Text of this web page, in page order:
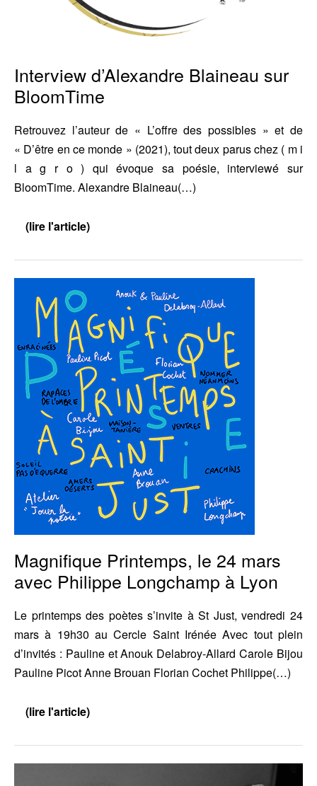
Interview d’Alexandre Blaineau sur
BloomTime
Retrouvez l’auteur de « L’offre des possibles » et de
« D’être en ce monde » (2021), tout deux parus chez ( m i
l a g r o ) qui évoque sa poésie, interviewé sur
BloomTime. Alexandre Blaineau(…)
(lire l'article)
Interview
sur
BloomTime
Printemps,
24
mars
avec
Philippe
Longchamp
Lyon
Magnifique Printemps, le 24 mars
avec Philippe Longchamp à Lyon
Le printemps des poètes s’invite à St Just, vendredi 24
mars à 19h30 au Cercle Saint Irénée Avec tout plein
d’invités : Pauline et Anouk Delabroy-Allard Carole Bijou
Pauline Picot Anne Brouan Florian Cochet Philippe(…)
(lire l'article)
Magnifique
24
mars